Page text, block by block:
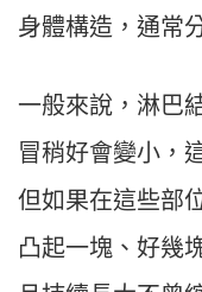
身體構造，通常
一般來說，淋巴
冒稍好會變小，
但如果在這些部
凸起一塊、好幾